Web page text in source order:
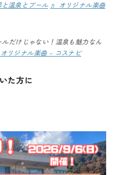
温泉とプール ♬ オリジナル楽曲
ルだけじゃない！温泉も魅力なん
リジナル楽曲 – コスナビ
た方に